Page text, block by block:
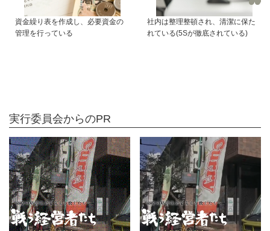
資金繰り表を作成し、必要資金の
管理を行っている
社内は整理整頓され、清潔に保た
れている(5Sが徹底されている)
実行委員会からのPR